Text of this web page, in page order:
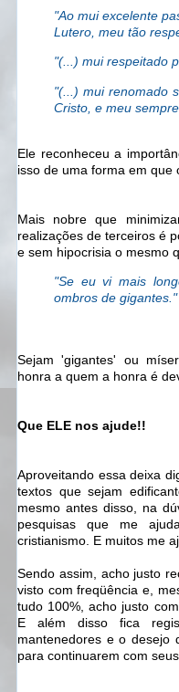
"Ao mui excelente
Lutero, meu tão
"(...) mui respeitado
"(...) mui renomado
Cristo, e meu
Ele reconheceu a
isso de uma forma em que
Mais nobre que
realizações de terceiros é
e sem hipocrisia o mesmo
"Se eu vi mais
ombros de gigantes."
Sejam 'gigantes' ou
honra a quem a honra é
Que ELE nos ajude!!
Aproveitando essa deixa
textos que sejam
mesmo antes disso, na
pesquisas que me
cristianismo. E muitos me
Sendo assim, acho justo
visto com freqüência e,
tudo 100%, acho justo
E além disso fica
mantenedores e o desejo
para continuarem com